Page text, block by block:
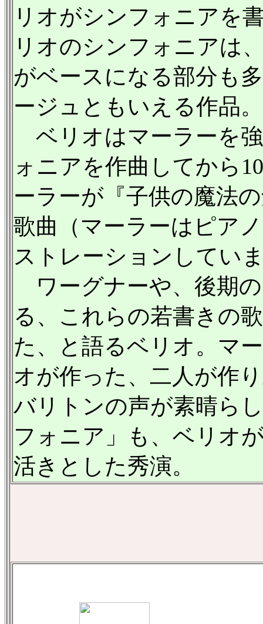
リオがシンフォニアを
リオのシンフォニアは
がベースになる部分も
ージュともいえる作品。
ベリオはマーラーを
ォニアを作曲してから
ーラーが『子供の魔法
歌曲（マーラーはピア
ストレーションしてい
ワーグナーや、後期
る、これらの若書きの
た、と語るベリオ。マ
オが作った、二人が作
バリトンの声が素晴ら
フォニア」も、ベリオ
活きとした秀演。